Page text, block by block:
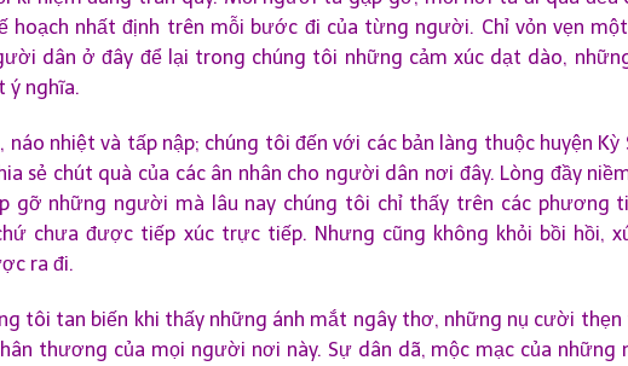
hoạch nhất định trên mỗi bước đi của từng người. Chỉ vỏn vẹn
dân ở đây để lại trong chúng tôi những cảm xúc dạt dào,
ý nghĩa.
nhiệt và tấp nập; chúng tôi đến với các bản làng thuộc huyện Kỳ
sẻ chút quà của các ân nhân cho người dân nơi đây. Lòng đầy
gỡ những người mà lâu nay chúng tôi chỉ thấy trên các phương
chưa được tiếp xúc trực tiếp. Nhưng cũng không khỏi bồi hồi,
ra đi.
tôi tan biến khi thấy những ánh mắt ngây thơ, những nụ cười thẹn
thương của mọi người nơi này. Sự dân dã, mộc mạc của những